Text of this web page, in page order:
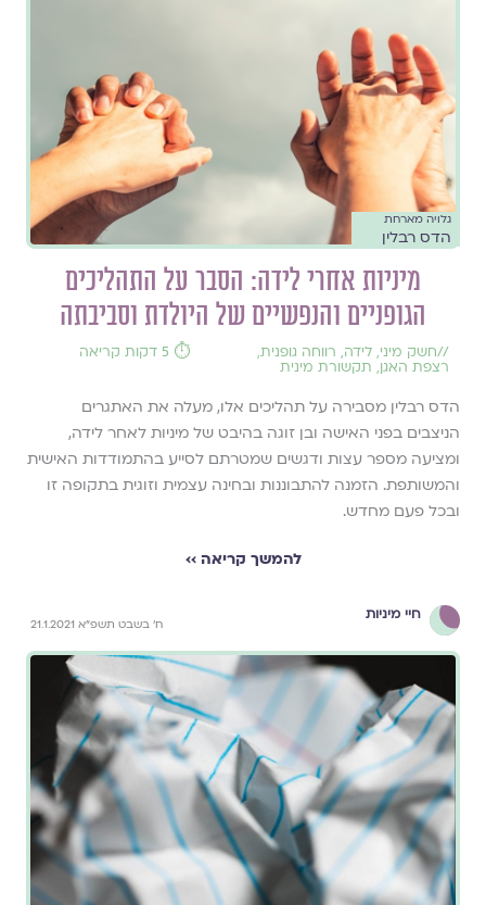
גלויה מארחת
הדס רבלין
מיניות אחרי לידה: הסבר על התהליכים
הגופניים והנפשיים של היולדת וסביבתה
//חשק מיני, לידה, רווחה גופנית,
רצפת האגן, תקשורת מינית
⏱️ 5 דקות קריאה
הדס רבלין מסבירה על תהליכים אלו, מעלה את האתגרים
הניצבים בפני האישה ובן זוגה בהיבט של מיניות לאחר לידה,
ומציעה מספר עצות ודגשים שמטרתם לסייע בהתמודדות האישית
והמשותפת. הזמנה להתבוננות ובחינה עצמית וזוגית בתקופה זו
ובכל פעם מחדש.
להמשך קריאה ››
חיי מיניות
ח' בשבט תשפ"א 21.1.2021